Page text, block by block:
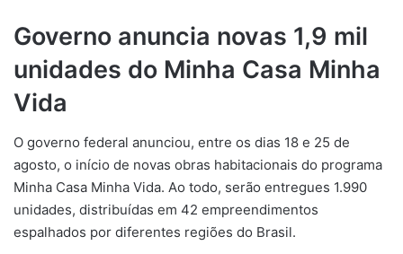
Governo anuncia novas 1,9 mil
unidades do Minha Casa Minha
Vida
O governo federal anunciou, entre os dias 18 e 25 de
agosto, o início de novas obras habitacionais do programa
Minha Casa Minha Vida. Ao todo, serão entregues 1.990
unidades, distribuídas em 42 empreendimentos
espalhados por diferentes regiões do Brasil.